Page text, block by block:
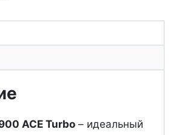
ACE Turbo – идеальный